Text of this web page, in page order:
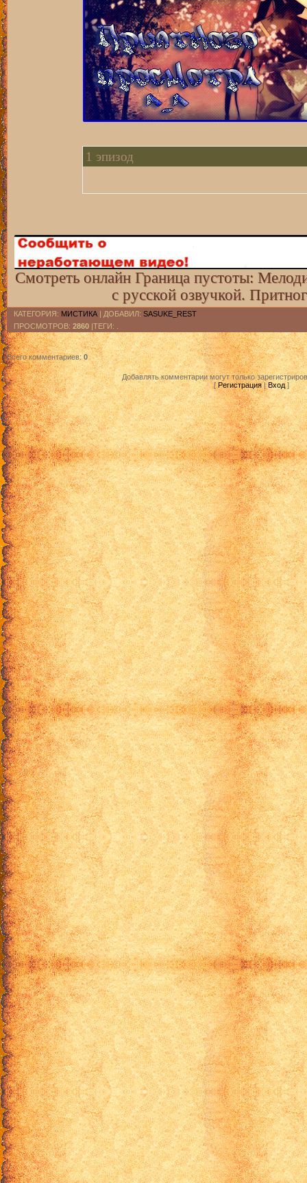
1 эпизод
Смотреть онлайн Граница пустоты:
с русской озвучкой.
КАТЕГОРИЯ: МИСТИКА | ДОБАВИЛ: SASUKE_REST
ПРОСМОТРОВ: 2860 |ТЕГИ: .
Всего комментариев:0
Добавлять комментарии могут только
[Регистрация|Вход]